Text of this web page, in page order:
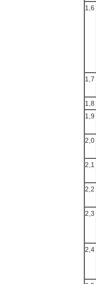
1,6
1,7
1,8
1,9
2,0
2,1
2,2
2,3
2,4